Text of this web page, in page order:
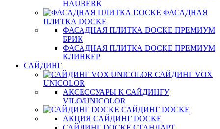
HAUBERK
ФАСАДНАЯ
ПЛИТКА DOCKE
ФАСАДНАЯ ПЛИТКА DOCKE ПРЕМИУМ
БРИК
ФАСАДНАЯ ПЛИТКА DOCKE ПРЕМИУМ
КЛИНКЕР
САЙДИНГ
САЙДИНГ VOX
UNICOLOR
АКСЕССУАРЫ К САЙДИНГУ
VILO/UNICOLOR
САЙДИНГ DOCKE
АКЦИЯ САЙДИНГ DOCKE
САЙДИНГ DOCKE СТАНДАРТ